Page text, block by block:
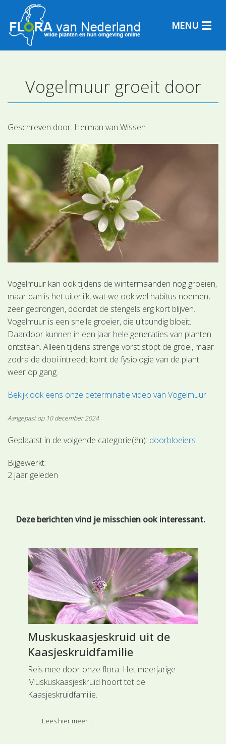
MENU
Plantensoorten
Plantengemeenschappen
Determineren
Vogelmuur groeit door
Geschreven door: Herman van Wissen
Vogelmuur kan ook tijdens de wintermaanden nog groeien,
maar dan is het uiterlijk, wat we ook wel habitus noemen,
zeer gedrongen, doordat de stengels erg kort blijven.
Vogelmuur is een snelle groeier, die uitbundig bloeit.
Daardoor kunnen in een jaar hele generaties van planten
ontstaan. Alleen tijdens strenge vorst stopt de groei, maar
zodra de dooi intreedt komt de fysiologie van de plant
weer op gang.
Bekijk ook eens onze determinatie video van Vogelmuur
Aangepast op 10 december 2024
Geplaatst in de volgende categorie(ën): doorbloeiers
Bijgewerkt:
2 jaar geleden
Deze berichten vind je misschien ook interessant.
Muskuskaasjeskruid uit de
Kaasjeskruidfamilie
Reis mee door onze flora. Het meerjarige
Muskuskaasjeskruid hoort tot de
Kaasjeskruidfamilie.
Lees hier meer ...